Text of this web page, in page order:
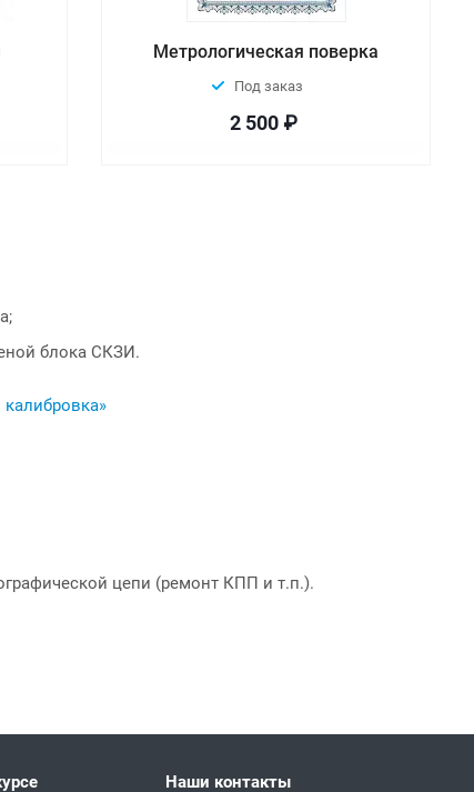
Метрологическая поверка
Под заказ
2 500 ₽
блока СКЗИ.
цепи (ремонт КПП и т.п.).
Наши контакты